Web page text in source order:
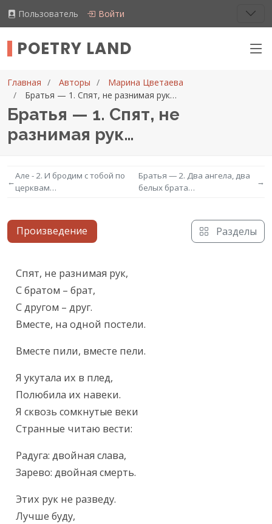
Пользователь Войти
POETRY LAND
Главная Авторы
Марина Цветаева
Братья — 1. Спят, не разнимая рук…
Братья — 1. Спят, не
разнимая рук…
←
Але - 2. И бродим с тобой по
церквам…
Братья — 2. Два ангела, два
белых брата…
→
Произведение Разделы
Текст произведения
Спят, не разнимая рук,
С братом – брат,
С другом – друг.
Вместе, на одной постели.
Вместе пили, вместе пели.
Я укутала их в плед,
Полюбила их навеки.
Я сквозь сомкнутые веки
Странные читаю вести:
Радуга: двойная слава,
Зарево: двойная смерть.
Этих рук не разведу.
Лучше буду,